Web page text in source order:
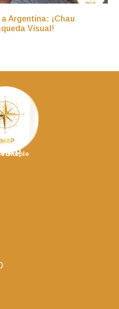
Argentina: ¡Chau
Visual!
Simple